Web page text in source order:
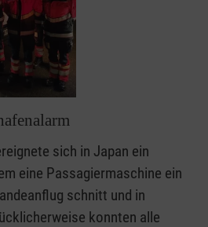
sich in Japan ein
eine Passagiermaschine ein
schnitt und in
konnten alle